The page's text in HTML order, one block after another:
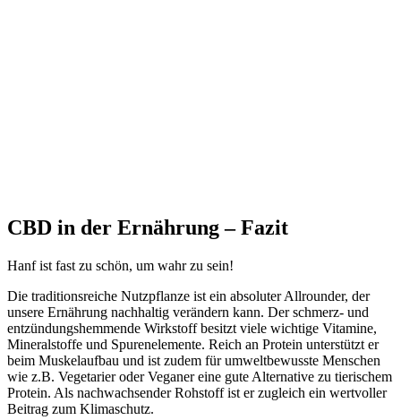
CBD in der Ernährung – Fazit
Hanf ist fast zu schön, um wahr zu sein!
Die traditionsreiche Nutzpflanze ist ein absoluter Allrounder, der
unsere Ernährung nachhaltig verändern kann. Der schmerz- und
entzündungshemmende Wirkstoff besitzt viele wichtige Vitamine,
Mineralstoffe und Spurenelemente. Reich an Protein unterstützt er
beim Muskelaufbau und ist zudem für umweltbewusste Menschen
wie z.B. Vegetarier oder Veganer eine gute Alternative zu tierischem
Protein. Als nachwachsender Rohstoff ist er zugleich ein wertvoller
Beitrag zum Klimaschutz.